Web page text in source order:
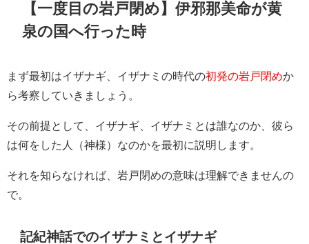
【一度目の岩戸閉め】伊邪那美命が黄
泉の国へ行った時
まず最初はイザナギ、イザナミの時代の初発の岩戸閉めか
ら考察していきましょう。
その前提として、イザナギ、イザナミとは誰なのか、彼ら
は何をした人（神様）なのかを最初に説明します。
それを知らなければ、岩戸閉めの意味は理解できませんの
で。
記紀神話でのイザナミとイザナギ